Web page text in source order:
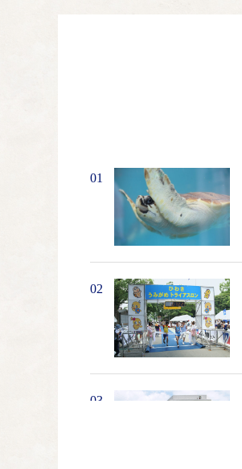
01
02
03